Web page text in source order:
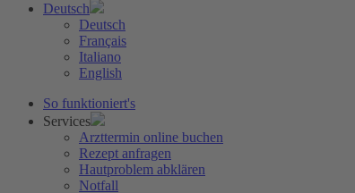
Deutsch
Deutsch
Français
Italiano
English
So funktioniert's
Services
Arzttermin online buchen
Rezept anfragen
Hautproblem abklären
Notfall